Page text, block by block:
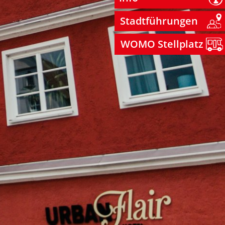
Stadtführungen
WOMO Stellplatz